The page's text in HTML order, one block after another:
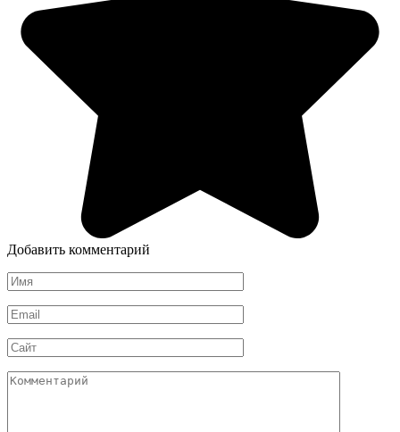
Добавить комментарий
Имя
*
Email
*
Сайт
Комментарий